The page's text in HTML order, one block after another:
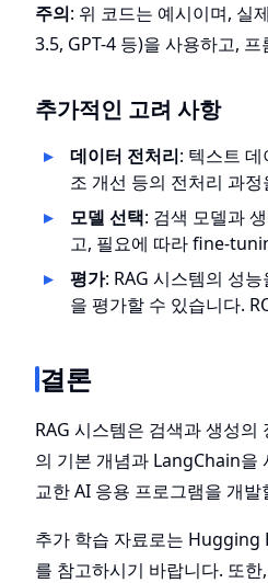
주의: 위 코드는 예시이며, 실
3.5, GPT-4 등)을 사용하고,
추가적인 고려 사항
데이터 전처리: 텍스트
조 개선 등의 전처리 과
모델 선택: 검색 모델과
고, 필요에 따라 fine-
평가: RAG 시스템의 성
을 평가할 수 있습니다.
결론
RAG 시스템은 검색과 생성
의 기본 개념과 LangChain을
교한 AI 응용 프로그램을 개
추가 학습 자료로는 Hugging
를 참고하시기 바랍니다. 또